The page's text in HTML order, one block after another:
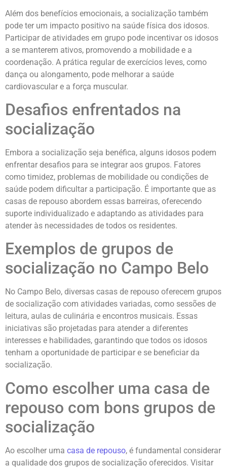
Além dos benefícios emocionais, a socialização também
pode ter um impacto positivo na saúde física dos idosos.
Participar de atividades em grupo pode incentivar os idosos
a se manterem ativos, promovendo a mobilidade e a
coordenação. A prática regular de exercícios leves, como
dança ou alongamento, pode melhorar a saúde
cardiovascular e a força muscular.
Desafios enfrentados na
socialização
Embora a socialização seja benéfica, alguns idosos podem
enfrentar desafios para se integrar aos grupos. Fatores
como timidez, problemas de mobilidade ou condições de
saúde podem dificultar a participação. É importante que as
casas de repouso abordem essas barreiras, oferecendo
suporte individualizado e adaptando as atividades para
atender às necessidades de todos os residentes.
Exemplos de grupos de
socialização no Campo Belo
No Campo Belo, diversas casas de repouso oferecem grupos
de socialização com atividades variadas, como sessões de
leitura, aulas de culinária e encontros musicais. Essas
iniciativas são projetadas para atender a diferentes
interesses e habilidades, garantindo que todos os idosos
tenham a oportunidade de participar e se beneficiar da
socialização.
Como escolher uma casa de
repouso com bons grupos de
socialização
Ao escolher uma casa de repouso, é fundamental considerar
a qualidade dos grupos de socialização oferecidos. Visitar